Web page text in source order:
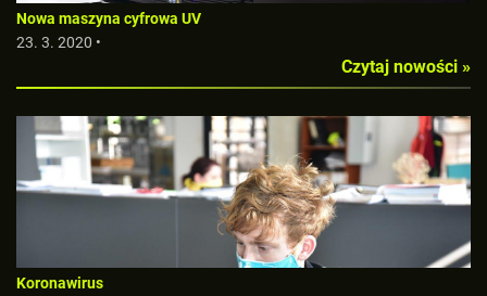
Nowa maszyna cyfrowa UV
23. 3. 2020 •
Czytaj nowości »
Koronawirus